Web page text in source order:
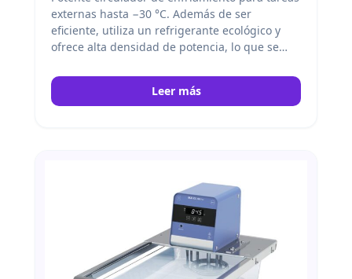
externas hasta −30 °C. Además de ser
eficiente, utiliza un refrigerante ecológico y
ofrece alta densidad de potencia, lo que se
menos espacio requerido en el laboratorio. IKA
Leer más